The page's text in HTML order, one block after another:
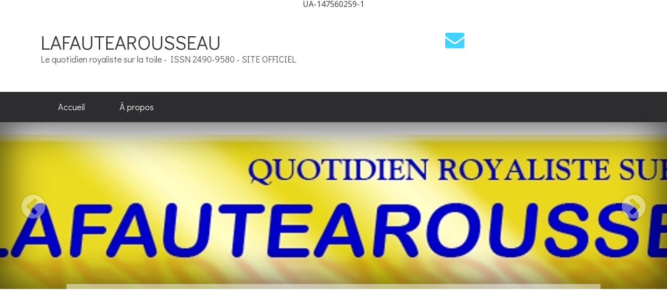
UA-147560259-1
LAFAUTEAROUSSEAU
Le quotidien royaliste sur la toile - ISSN 2490-9580 - SITE OFFICIEL
Accueil À propos